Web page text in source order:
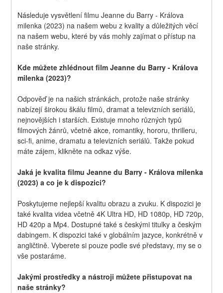
Následuje vysvětlení filmu Jeanne du Barry - Králova
milenka (2023) na našem webu z kvality a důležitých věcí
na našem webu, které by vás mohly zajímat o přístup na
naše stránky.
Kde můžete zhlédnout film Jeanne du Barry - Králova
milenka (2023)?
Odpověď je na našich stránkách, protože naše stránky
nabízejí širokou škálu filmů, dramat a televizních seriálů,
nejnovějších i starších. Existuje mnoho různých typů
filmových žánrů, včetně akce, romantiky, hororu, thrilleru,
sci-fi, anime, dramatu a televizních seriálů. Takže pokud
máte zájem, klikněte na odkaz výše.
Jaká je kvalita filmu Jeanne du Barry - Králova milenka
(2023) a co je k dispozici?
Poskytujeme nejlepší kvalitu obrazu a zvuku. K dispozici je
také kvalita videa včetně 4K Ultra HD, HD 1080p, HD 720p,
HD 420p a Mp4. Dostupné také s českými titulky a českým
dabingem. K dispozici také v globálním jazyce, konkrétně v
angličtině. Vyberete si pouze podle své představy, my se o
vše postaráme.
Jakými prostředky a nástroji můžete přistupovat na
naše stránky?